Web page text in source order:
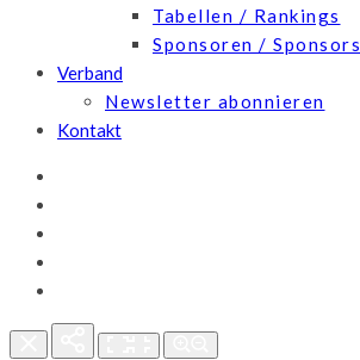
Tabellen / Rankings
Sponsoren / Sponsors
Verband
Newsletter abonnieren
Kontakt